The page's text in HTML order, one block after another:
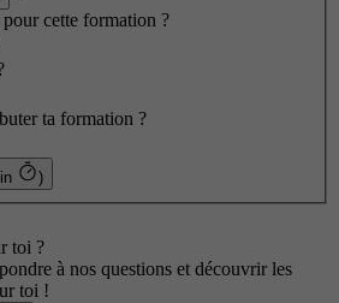
cette formation ?
ta formation ?
)
toi ?
à nos questions et découvrir les
toi !